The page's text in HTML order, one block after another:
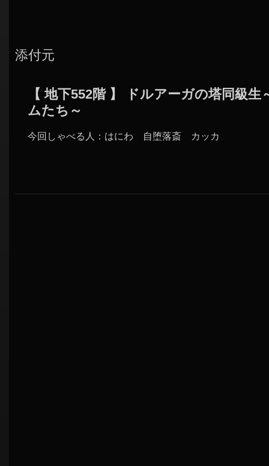
添付元
【 地下552階 】 ドルアーガの塔同級
ムたち～
今回しゃべる人：はにわ 自堕落斎 カッカ